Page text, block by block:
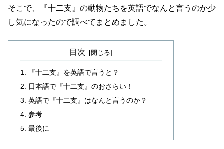
そこで、『十二支』の動物たちを英語でなんと言うのか少
し気になったので調べてまとめました。
目次
『十二支』を英語で言うと？
日本語で『十二支』のおさらい！
英語で『十二支』はなんと言うのか？
参考
最後に